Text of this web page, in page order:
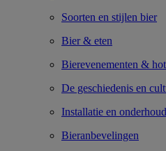
Soorten en stijlen bier
Bier & eten
Bierevenementen &
De geschiedenis en
Installatie en
Bieranbevelingen